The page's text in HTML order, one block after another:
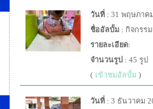
วันที่ : 31 พฤษภาค
ชื่ออัลบั้ม : กิจกรร
รายละเอียด:
จำนวนรูป : 45 รูป
( เข้าชมอัลบั้ม )
วันที่ : 3 ธันวาคม